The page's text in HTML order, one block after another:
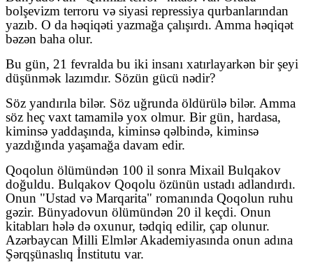
bolşevizm terroru və siyasi repressiya qurbanlarından
yazıb. O da həqiqəti yazmağa çalışırdı. Amma həqiqət
bəzən baha olur.
Bu gün, 21 fevralda bu iki insanı xatırlayarkən bir şeyi
düşünmək lazımdır. Sözün gücü nədir?
Söz yandırıla bilər. Söz uğrunda öldürülə bilər. Amma
söz heç vaxt tamamilə yox olmur. Bir gün, hardasa,
kiminsə yaddaşında, kiminsə qəlbində, kiminsə
yazdığında yaşamağa davam edir.
Qoqolun ölümündən 100 il sonra Mixail Bulqakov
doğuldu. Bulqakov Qoqolu özünün ustadı adlandırdı.
Onun "Ustad və Marqarita" romanında Qoqolun ruhu
gəzir. Bünyadovun ölümündən 20 il keçdi. Onun
kitabları hələ də oxunur, tədqiq edilir, çap olunur.
Azərbaycan Milli Elmlər Akademiyasında onun adına
Şərqşünaslıq İnstitutu var.